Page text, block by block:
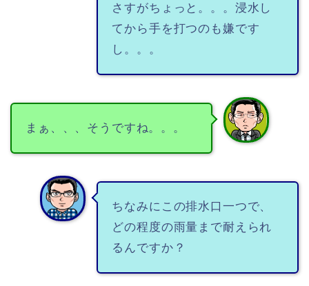
さすがちょっと。。。浸水し
てから手を打つのも嫌です
し。。。
まぁ、、、そうですね。。。
ちなみにこの排水口一つで、
どの程度の雨量まで耐えられ
るんですか？